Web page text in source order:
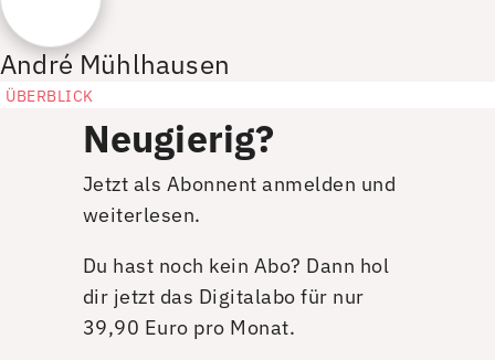
André Mühlhausen
ÜBERBLICK
Neugierig?
Jetzt als Abonnent anmelden und
weiterlesen.
Du hast noch kein Abo? Dann hol
dir jetzt das Digitalabo für nur
39,90 Euro pro Monat.